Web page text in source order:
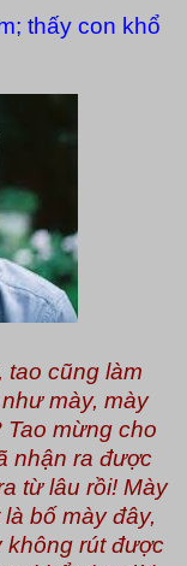
thấy con khổ
tao cũng làm
mày, mày
mừng cho
nhận ra được
từ lâu rồi! Mày
bố mày đây,
không rút được